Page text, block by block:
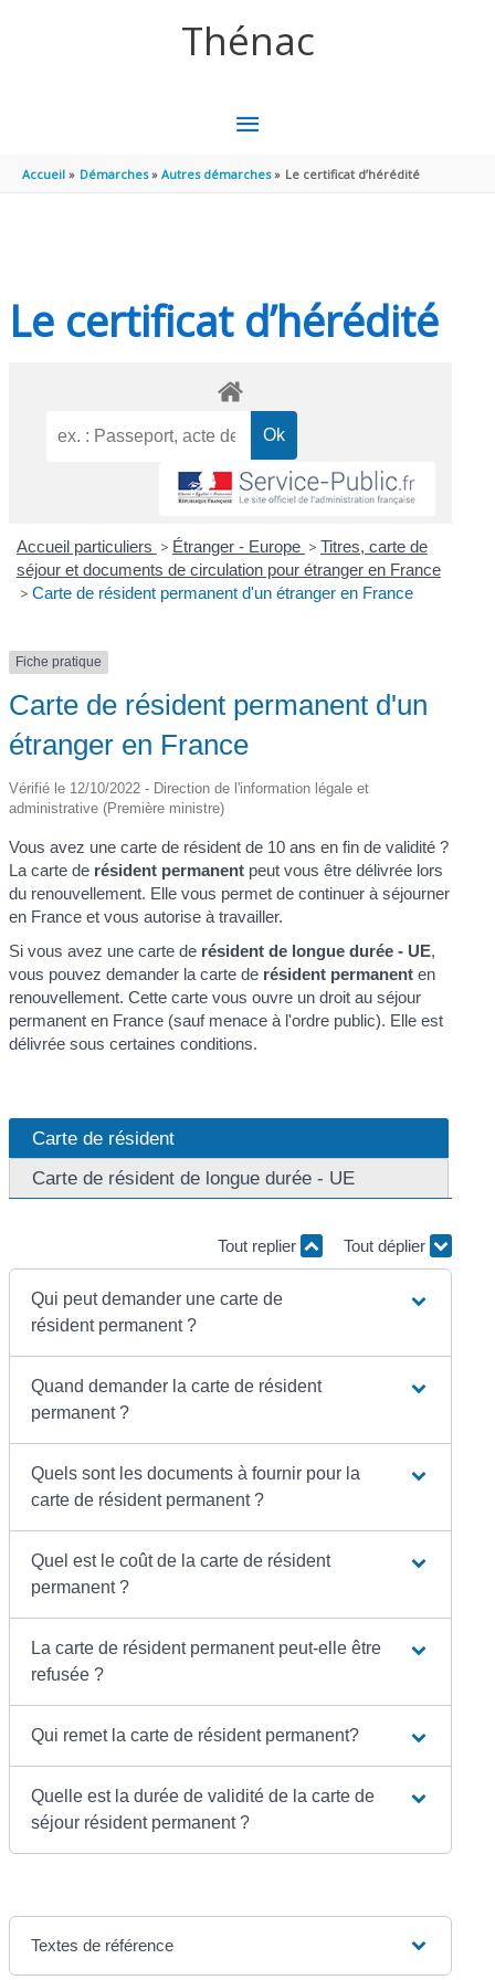
Thénac
MENU
PRINCIPAL
Accueil Démarches Autres démarches Le certificat d’hérédité
Le certificat d’hérédité
Accueil particuliers > Étranger - Europe > Titres, carte de
séjour et documents de circulation pour étranger en France
> Carte de résident permanent d'un étranger en France
Fiche pratique
Carte de résident permanent d'un
étranger en France
Vérifié le 12/10/2022 - Direction de l'information légale et
administrative (Première ministre)
Vous avez une carte de résident de 10 ans en fin de validité ?
La carte de résident permanent peut vous être délivrée lors
du renouvellement. Elle vous permet de continuer à séjourner
en France et vous autorise à travailler.
Si vous avez une carte de résident de longue durée - UE,
vous pouvez demander la carte de résident permanent en
renouvellement. Cette carte vous ouvre un droit au séjour
permanent en France (sauf menace à l'ordre public). Elle est
délivrée sous certaines conditions.
Carte de résident
Carte de résident de longue durée - UE
Tout replier Tout déplier
Qui peut demander une carte de
résident permanent ?
Quand demander la carte de résident
permanent ?
Quels sont les documents à fournir pour la
carte de résident permanent ?
Quel est le coût de la carte de résident
permanent ?
La carte de résident permanent peut-elle être
refusée ?
Qui remet la carte de résident permanent?
Quelle est la durée de validité de la carte de
séjour résident permanent ?
Textes de référence